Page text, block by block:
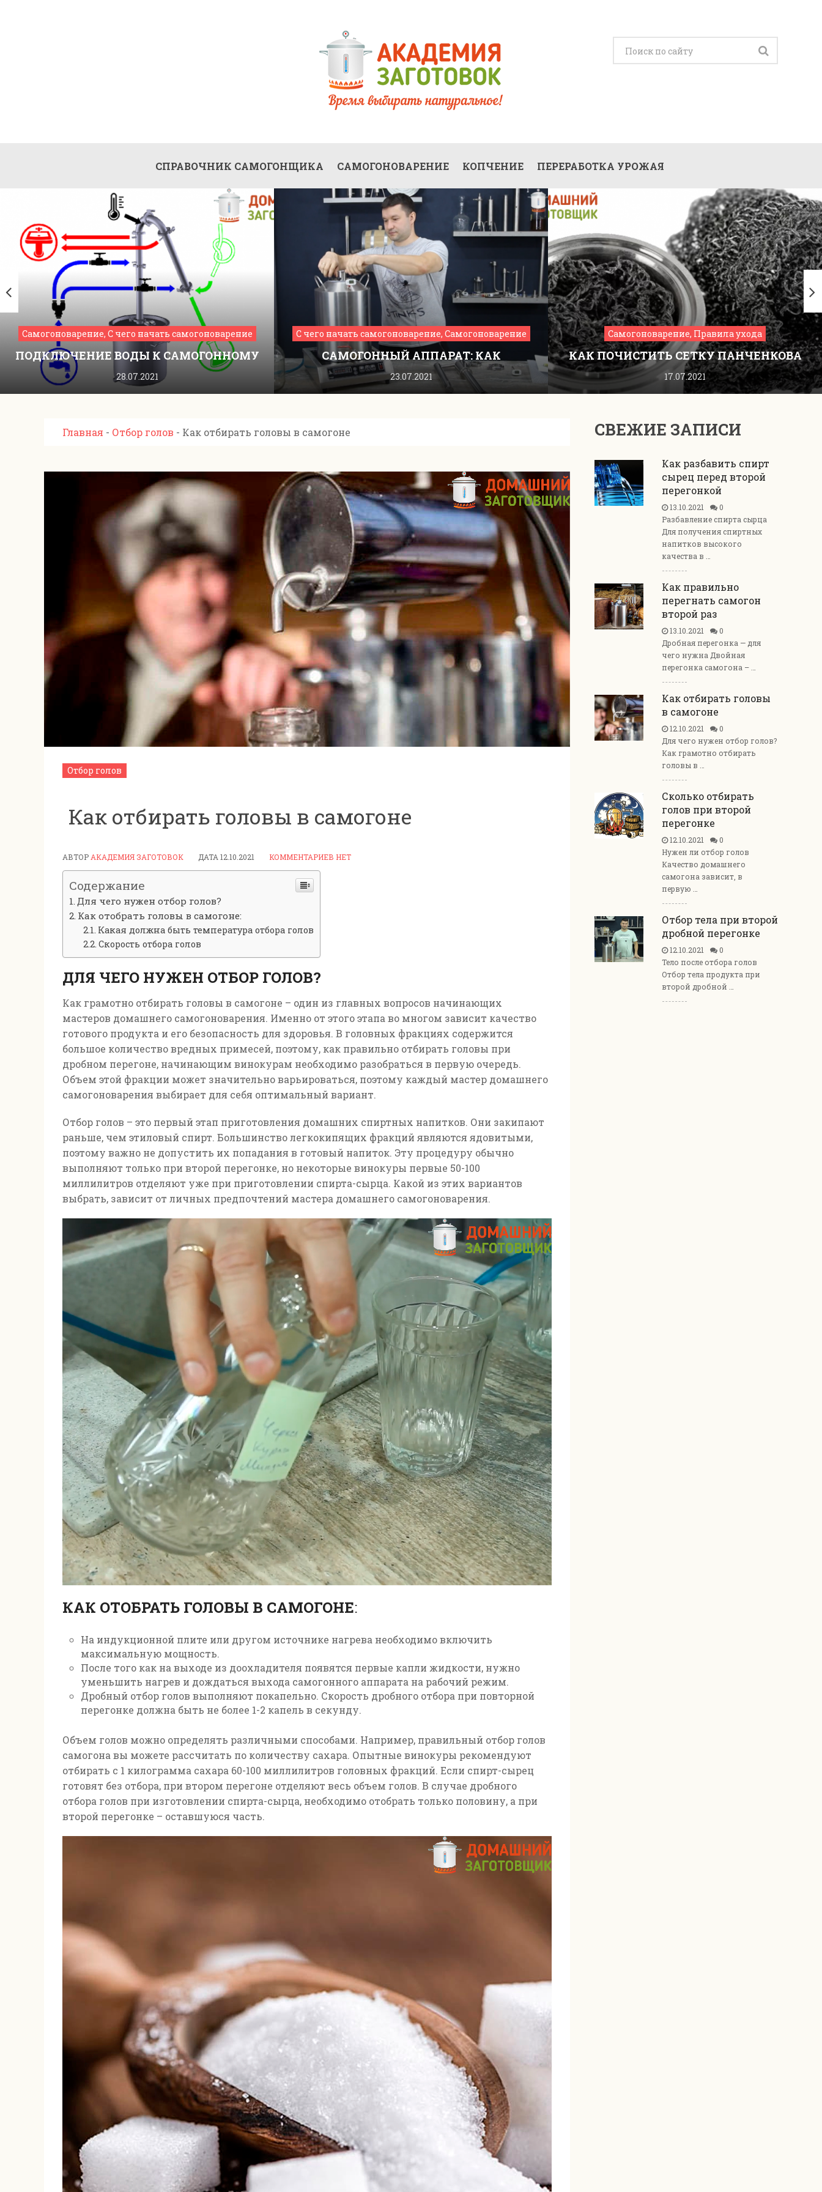
СПРАВОЧНИК САМОГОНЩИКА САМОГОНОВАРЕНИЕ КОПЧЕНИЕ ПЕРЕРАБОТКА УРОЖАЯ
Самогоноварение, С чего начать самогоноварение
ПОДКЛЮЧЕНИЕ ВОДЫ К САМОГОННОМУ
АППАРАТУ
28.07.2021
С чего начать самогоноварение, Самогоноварение
САМОГОННЫЙ АППАРАТ: КАК
ПОЛЬЗОВАТЬСЯ ОБОРУДОВАНИЕМ
23.07.2021
Самогоноварение, Правила ухода
КАК ПОЧИСТИТЬ СЕТКУ ПАНЧЕНКОВА
17.07.2021
Главная - Отбор голов - Как отбирать головы в самогоне
Отбор голов
Как отбирать головы в самогоне
АВТОР АКАДЕМИЯ ЗАГОТОВОК ДАТА 12.10.2021 КОММЕНТАРИЕВ НЕТ
Содержание
Для чего нужен отбор голов?
Как отобрать головы в самогоне:
Какая должна быть температура отбора голов
Скорость отбора голов
ДЛЯ ЧЕГО НУЖЕН ОТБОР ГОЛОВ?
Как грамотно отбирать головы в самогоне – один из главных вопросов начинающих
мастеров домашнего самогоноварения. Именно от этого этапа во многом зависит качество
готового продукта и его безопасность для здоровья. В головных фракциях содержится
большое количество вредных примесей, поэтому, как правильно отбирать головы при
дробном перегоне, начинающим винокурам необходимо разобраться в первую очередь.
Объем этой фракции может значительно варьироваться, поэтому каждый мастер домашнего
самогоноварения выбирает для себя оптимальный вариант.
Отбор голов – это первый этап приготовления домашних спиртных напитков. Они закипают
раньше, чем этиловый спирт. Большинство легкокипящих фракций являются ядовитыми,
поэтому важно не допустить их попадания в готовый напиток. Эту процедуру обычно
выполняют только при второй перегонке, но некоторые винокуры первые 50-100
миллилитров отделяют уже при приготовлении спирта-сырца. Какой из этих вариантов
выбрать, зависит от личных предпочтений мастера домашнего самогоноварения.
КАК ОТОБРАТЬ ГОЛОВЫ В САМОГОНЕ:
На индукционной плите или другом источнике нагрева необходимо включить
максимальную мощность.
После того как на выходе из доохладителя появятся первые капли жидкости, нужно
уменьшить нагрев и дождаться выхода самогонного аппарата на рабочий режим.
Дробный отбор голов выполняют покапельно. Скорость дробного отбора при повторной
перегонке должна быть не более 1-2 капель в секунду.
Объем голов можно определять различными способами. Например, правильный отбор голов
самогона вы можете рассчитать по количеству сахара. Опытные винокуры рекомендуют
отбирать с 1 килограмма сахара 60-100 миллилитров головных фракций. Если спирт-сырец
готовят без отбора, при втором перегоне отделяют весь объем голов. В случае дробного
отбора голов при изготовлении спирта-сырца, необходимо отобрать только половину, а при
второй перегонке – оставшуюся часть.
СВЕЖИЕ ЗАПИСИ
Как разбавить спирт
сырец перед второй
перегонкой
13.10.2021
0
Разбавление спирта сырца
Для получения спиртных
напитков высокого
качества в …
Как правильно
перегнать самогон
второй раз
13.10.2021
0
Дробная перегонка — для
чего нужна Двойная
перегонка самогона – …
Как отбирать головы
в самогоне
12.10.2021
0
Для чего нужен отбор голов?
Как грамотно отбирать
головы в …
Сколько отбирать
голов при второй
перегонке
12.10.2021
0
Нужен ли отбор голов
Качество домашнего
самогона зависит, в
первую …
Отбор тела при второй
дробной перегонке
12.10.2021
0
Тело после отбора голов
Отбор тела продукта при
второй дробной …